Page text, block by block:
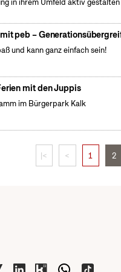
in ihrem Umfeld aktiv
peb –
und kann ganz einfach sein!
mit den Juppis
im Bürgerpark Kalk
|< < 1 2